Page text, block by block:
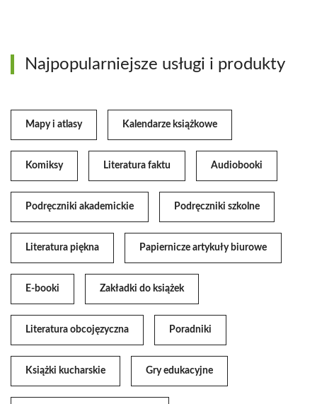
Najpopularniejsze usługi i produkty
Mapy i atlasy Kalendarze książkowe
Komiksy Literatura faktu Audiobooki
Podręczniki akademickie Podręczniki szkolne
Literatura piękna Papiernicze artykuły biurowe
E-booki Zakładki do książek
Literatura obcojęzyczna Poradniki
Książki kucharskie Gry edukacyjne